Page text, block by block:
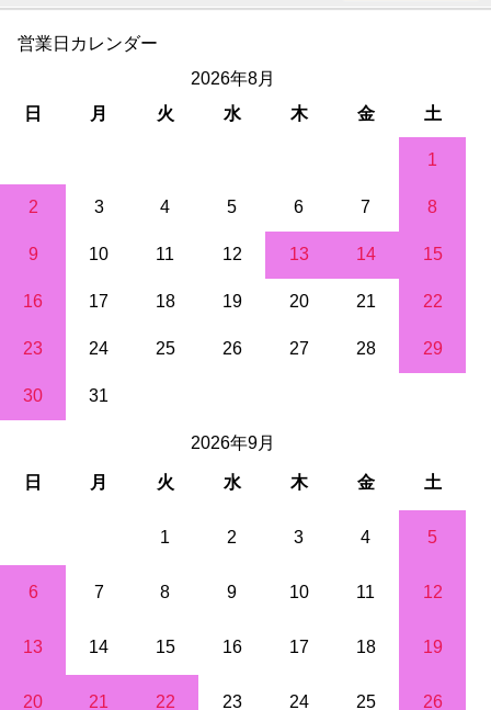
営業日カレンダー
2026年8月
日
月 火 水 木 金 土
1
2 3 4 5 6 7 8
9 10 11 12 13 14 15
16 17 18 19 20 21 22
23 24 25 26 27 28 29
30 31
2026年9月
日 月 火 水 木 金 土
1 2 3 4 5
6 7 8 9 10 11 12
13 14 15 16 17 18 19
20 21 22 23 24 25 26